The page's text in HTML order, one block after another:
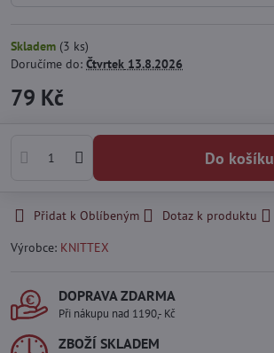
Skladem (3 ks)
Doručíme do: Čtvrtek 13.8.2026
79 Kč
Do košíku
Přidat k Oblíbeným Dotaz k produktu
Výrobce: KNITTEX
DOPRAVA ZDARMA
Při nákupu nad 1190,- Kč
ZBOŽÍ SKLADEM